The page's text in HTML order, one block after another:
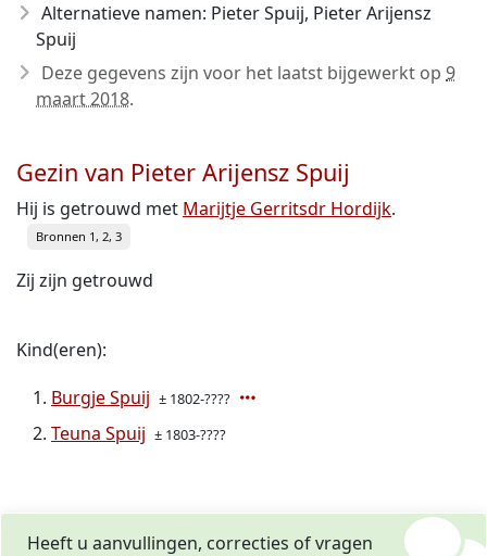
Alternatieve namen: Pieter Spuij, Pieter Arijensz
Spuij
Deze gegevens zijn voor het laatst bijgewerkt op 9
maart 2018.
Gezin van Pieter Arijensz Spuij
Hij is getrouwd met Marijtje Gerritsdr Hordijk.
Bronnen 1, 2, 3
Zij zijn getrouwd
Kind(eren):
Burgje Spuij ± 1802-????
Teuna Spuij ± 1803-????
Heeft u aanvullingen, correcties of vragen